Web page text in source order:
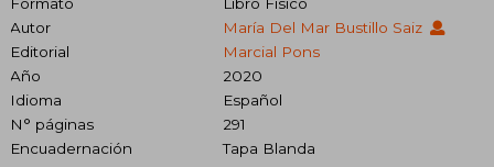
Formato
Libro Físico
Autor
María Del Mar Bustillo Saiz
Editorial
Marcial Pons
Año
2020
Idioma
Español
N° páginas
291
Encuadernación
Tapa Blanda